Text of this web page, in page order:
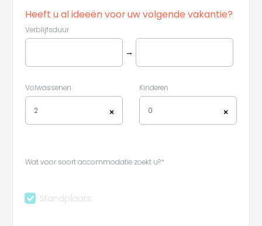
Heeft u al ideeën voor uw volgende vakantie?
Verblijfsduur
→
Volwassenen
×
2
Kinderen
×
0
Wat voor soort accommodatie zoekt u?*
Standplaats